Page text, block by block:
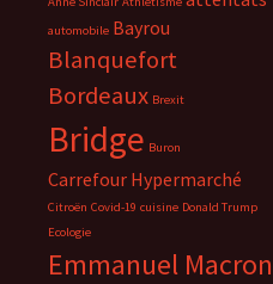
automobile Bayrou
Blanquefort
Bordeaux Brexit
Bridge Buron
Carrefour Hypermarché
Citroën Covid-19 cuisine Donald Trump
Ecologie
Emmanuel Macron